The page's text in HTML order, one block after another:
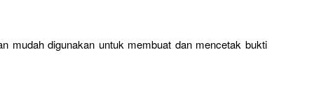
mudah digunakan untuk membuat dan mencetak bukti